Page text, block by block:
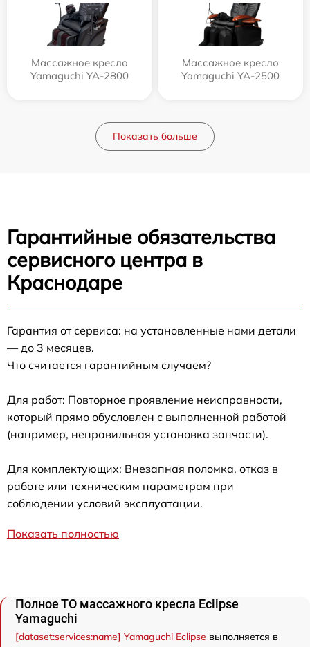
Массажное кресло
Yamaguchi YA-2800
Массажное кресло
Yamaguchi YA-2500
Показать больше
Гарантийные обязательства
сервисного центра в
Краснодаре
Гарантия от сервиса: на установленные нами детали
— до 3 месяцев.
Что считается гарантийным случаем?
Для работ: Повторное проявление неисправности,
который прямо обусловлен с выполненной работой
(например, неправильная установка запчасти).
Для комплектующих: Внезапная поломка, отказ в
работе или техническим параметрам при
соблюдении условий эксплуатации.
Показать полностью
Полное ТО массажного кресла Eclipse
Yamaguchi
[dataset:services:name] Yamaguchi Eclipse выполняется в